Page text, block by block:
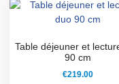
Table déjeuner et
90 cm
€219.00